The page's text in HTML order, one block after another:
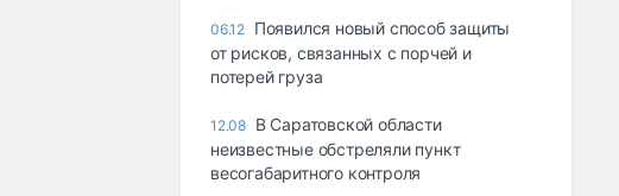
06.12 Появился новый способ защиты
от рисков, связанных с порчей и
потерей груза
12.08 В Саратовской области
неизвестные обстреляли пункт
весогабаритного контроля